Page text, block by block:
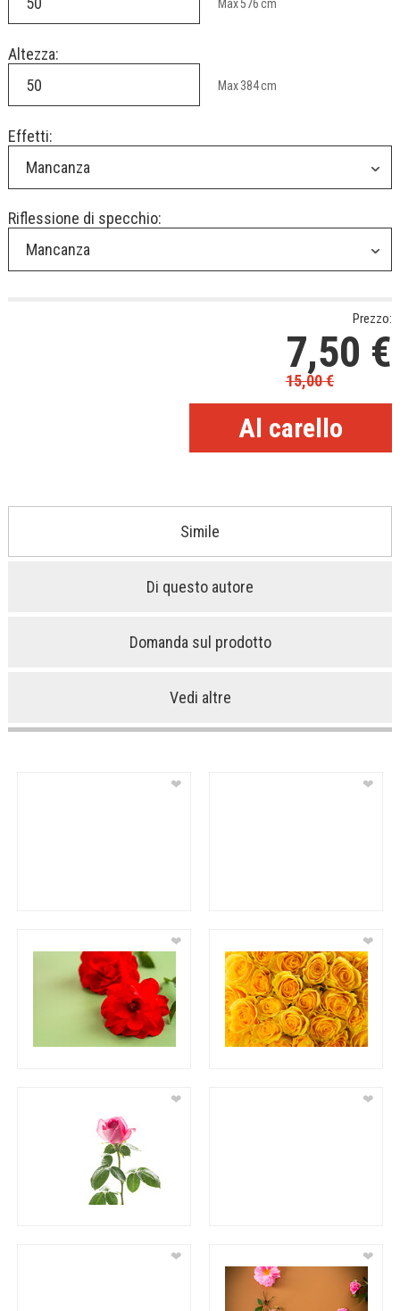
Max576cm
Altezza:
Max384cm
Effetti:
Mancanza
Riflessione di specchio:
Mancanza
Prezzo:
7,50 €
15,00€
Simile
Di questo autore
Domanda sul prodotto
Vedi altre
❤ ❤
❤ ❤
❤ ❤
❤ ❤